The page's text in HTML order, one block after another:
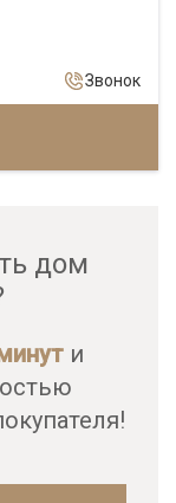
Звонок
дом
и